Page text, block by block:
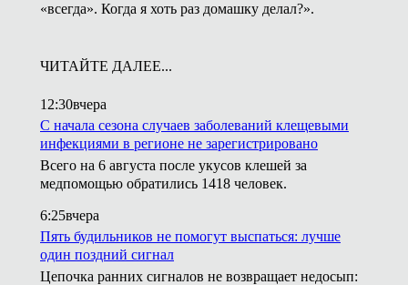
«всегда». Когда я хоть раз домашку делал?».
ЧИТАЙТЕ ДАЛЕЕ...
12:30вчера
С начала сезона случаев заболеваний клещевыми
инфекциями в регионе не зарегистрировано
Всего на 6 августа после укусов клешей за
медпомощью обратились 1418 человек.
6:25вчера
Пять будильников не помогут выспаться: лучше
один поздний сигнал
Цепочка ранних сигналов не возвращает недосып: